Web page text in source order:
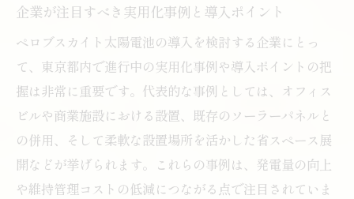
企業が注目すべき実用化事例と導入ポイント
ペロブスカイト太陽電池の導入を検討する企業にとっ
て、東京都内で進行中の実用化事例や導入ポイントの把
握は非常に重要です。代表的な事例としては、オフィス
ビルや商業施設における設置、既存のソーラーパネルと
の併用、そして柔軟な設置場所を活かした省スペース展
開などが挙げられます。これらの事例は、発電量の向上
や維持管理コストの低減につながる点で注目されていま